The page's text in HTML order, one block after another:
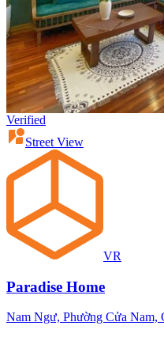
Verified
Street View
VR
Paradise Home
Nam Ngư, Phường Cửa Nam,